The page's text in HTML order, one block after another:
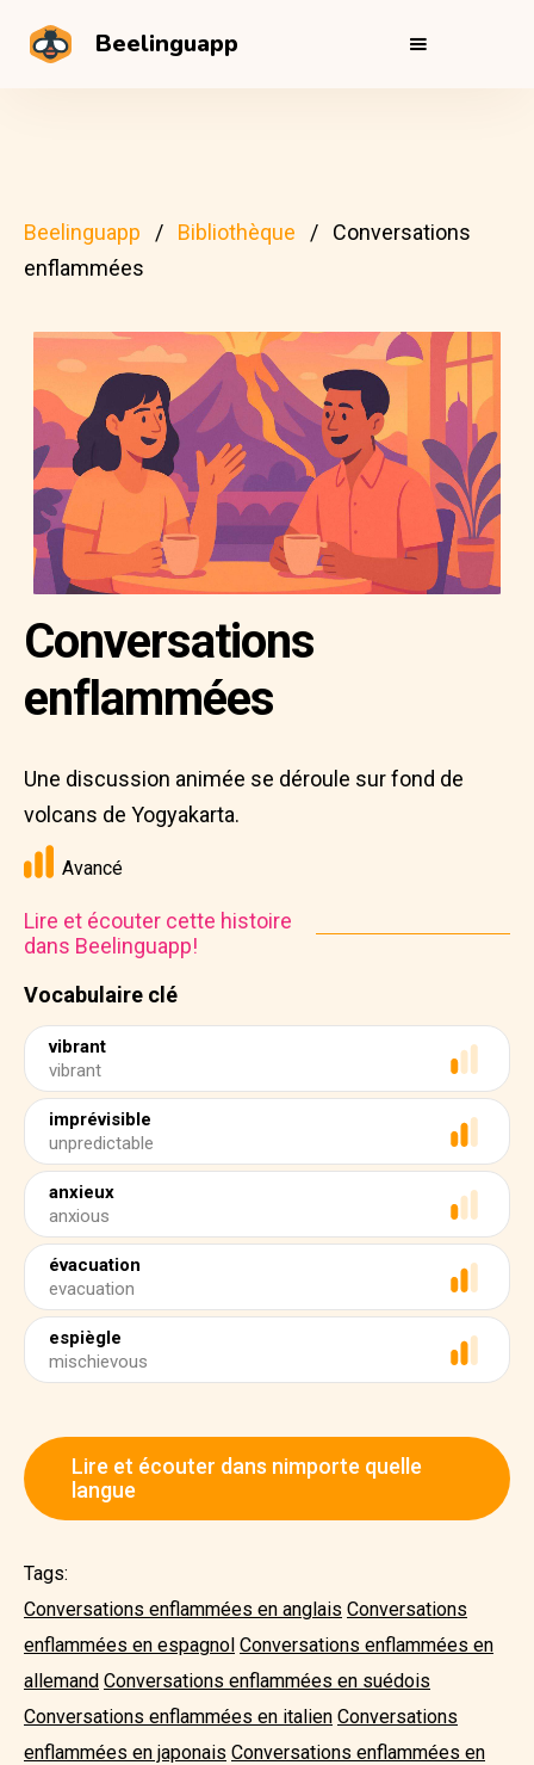
Beelinguapp
Beelinguapp Bibliothèque
Conversations
enflammées
Vocabulaire clé
vibrant
vibrant
imprévisible
unpredictable
anxieux
anxious
évacuation
evacuation
espiègle
mischievous
Conversations
enflammées
Une discussion animée se déroule sur fond de
volcans de Yogyakarta.
Avancé
Lire et écouter cette histoire
dans Beelinguapp!
Lire et écouter dans nimporte quelle
langue
Tags:
Conversations enflammées en anglais Conversations
enflammées en espagnol Conversations enflammées en
allemand Conversations enflammées en suédois
Conversations enflammées en italien Conversations
enflammées en japonais Conversations enflammées en